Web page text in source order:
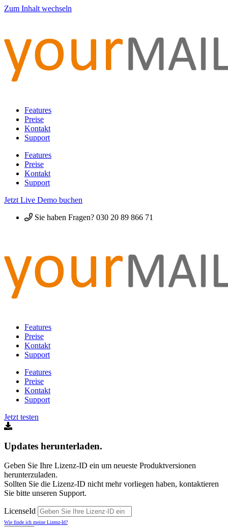
Zum Inhalt wechseln
Features
Preise
Kontakt
Support
Features
Preise
Kontakt
Support
Jetzt Live Demo buchen
Sie haben Fragen? 030 20 89 866 71
Features
Preise
Kontakt
Support
Features
Preise
Kontakt
Support
Jetzt testen
Updates herunterladen.
Geben Sie Ihre Lizenz-ID ein um neueste Produktversionen
herunterzuladen.
Sollten Sie die Lizenz-ID nicht mehr vorliegen haben, kontaktieren
Sie bitte unseren Support.
LicenseId
Wie finde ich meine Lizenz-Id?